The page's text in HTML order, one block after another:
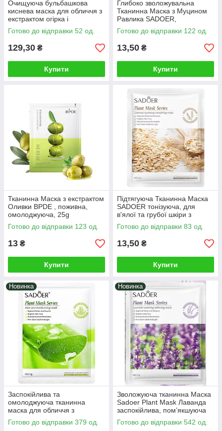
Очищуюча бульбашкова
киснева маска для обличчя з
екстрактом огірка і
гіалуроновою кислотою
Sadoer, легкий пілінг, 100 мл
Готово до відправки 52 од.
129,30 ₴
Купити
Глибоко зволожувальна
Тканинна Маска з Муцином
Равлика SADOER,
відновлювальна, 25g
Готово до відправки 122 од.
13,50 ₴
Купити
Тканинна Маска з екстрактом
Оливки BPDE , поживна,
омолоджуюча, 25g
Готово до відправки 123 од.
13 ₴
Купити
Підтягуюча Тканинна Маска
SADOER тонізуюча, для
в'ялої та грубої шкіри з
екстрактом дикого Овса 25g
Готово до відправки 83 од.
13,50 ₴
Купити
Новинка
Заспокійлива та
омолоджуюча тканинна
маска для обличчя з
екстрактом алое вера
SADOER, зволоження та
Готово до відправки 379 од.
Новинка
Зволожуюча тканинна Маска
Sadoer Plant Mask Лаванда
заспокійлива, пом’якшуюча
25g
Готово до відправки 542 од.